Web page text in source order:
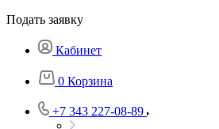
Подать заявку
Кабинет
0 Корзина
+7 343 227-08-89